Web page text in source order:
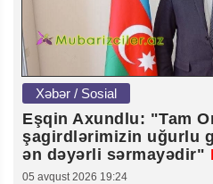
Xəbər / Sosial
Eşqin Axundlu: "Tam
şagirdlərimizin uğurlu
ən dəyərli sərmayədir"
05 avqust 2026 19:24